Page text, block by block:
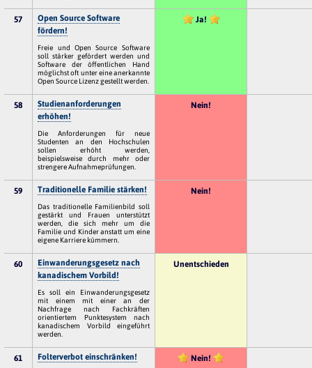
57
Open Source Software
fördern!
Freie und Open Source Software
soll stärker gefördert werden und
Software der öffentlichen Hand
möglichst oft unter eine anerkannte
Open Source Lizenz gestellt werden.
Ja!
58
Studienanforderungen
erhöhen!
Die Anforderungen für neue
Studenten an den Hochschulen
sollen erhöht werden,
beispielsweise durch mehr oder
strengere Aufnahmeprüfungen.
Nein!
59 Traditionelle Familie stärken!
Das traditionelle Familienbild soll
gestärkt und Frauen unterstützt
werden, die sich mehr um die
Familie und Kinder anstatt um eine
eigene Karriere kümmern.
Nein!
60
Einwanderungsgesetz nach
kanadischem Vorbild!
Es soll ein Einwanderungsgesetz
mit einem mit einer an der
Nachfrage nach Fachkräften
orientiertem Punktesystem nach
kanadischem Vorbild eingeführt
werden.
Unentschieden
61 Folterverbot einschränken! Nein!